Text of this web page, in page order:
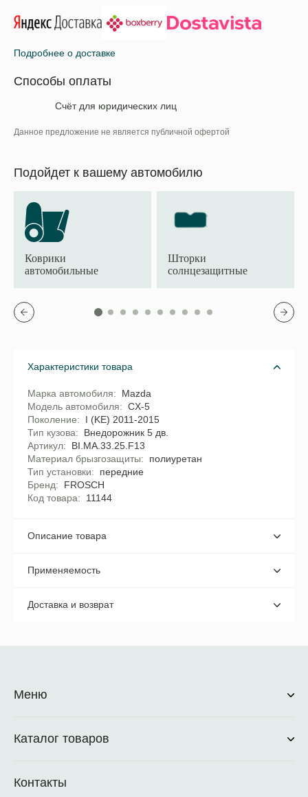
Подробнее о доставке
Способы оплаты
Счёт для юридических лиц
Данное предложение не является публичной офертой
Подойдет к вашему автомобилю
Коврики
автомобильные
Шторки
солнцезащитные
Характеристики товара
Марка автомобиля
Mazda
Модель автомобиля
CX-5
Поколение
I (KE) 2011-2015
Тип кузова
Внедорожник 5 дв.
Артикул
BI.MA.33.25.F13
Материал брызгозащиты
полиуретан
Тип установки
передние
Бренд
FROSCH
Код товара
11144
Описание товара
Применяемость
Доставка и возврат
Меню
Каталог товаров
Контакты